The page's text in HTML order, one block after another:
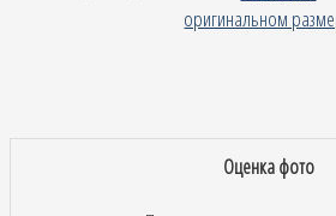
Оценка фото